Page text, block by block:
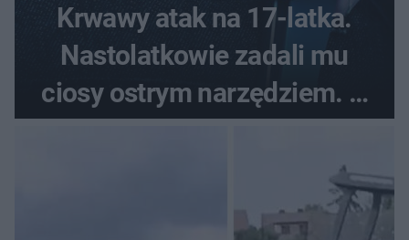
Krwawy atak na 17-latka.
Nastolatkowie zadali mu
ciosy ostrym narzędziem. O
ich losach zdecyduje sąd